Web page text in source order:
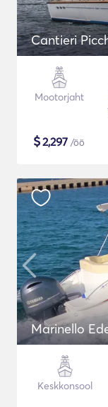
Cantieri
Mootorjaht
$2,297 /öö
Marinello
Keskkonsool